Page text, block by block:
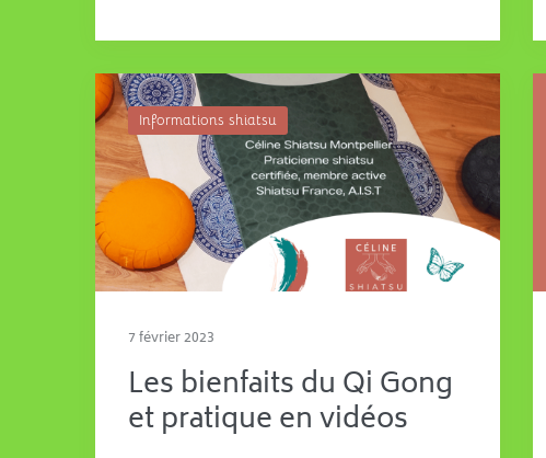
Informations shiatsu
7 février 2023
Les bienfaits du Qi Gong
et pratique en vidéos